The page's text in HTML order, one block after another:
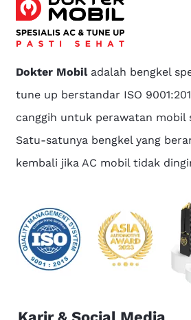
Dokter Mobiladalah bengkel
tune up berstandar ISO
canggih untuk perawatan mobil
Satu-satunya bengkel yang
kembali jika AC mobil tidak